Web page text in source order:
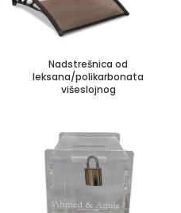
Nadstrešnica od
leksana/polikarbonata
višeslojnog